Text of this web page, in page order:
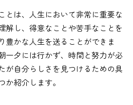
とは、人生において非常に重要な
解し、得意なことや苦手なことを
豊かな人生を送ることができま
一夕には行かず、時間と努力が必
が自分らしさを見つけるための具
紹介します。